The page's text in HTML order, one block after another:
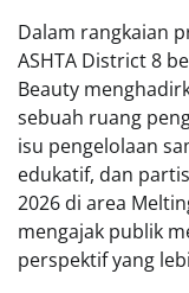
Dalam rangkaian
ASHTA District 8
Beauty
sebuah ruang
isu pengelolaan
edukatif, dan
2026 di area
mengajak publik
perspektif yang